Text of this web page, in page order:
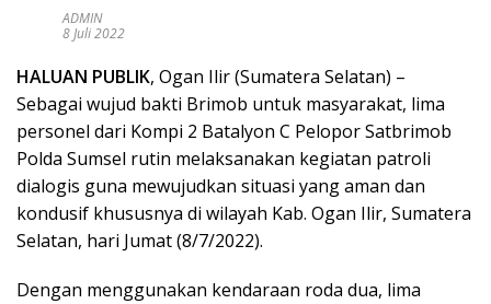
ADMIN
8 Juli 2022
HALUAN PUBLIK, Ogan Ilir (Sumatera Selatan) –
Sebagai wujud bakti Brimob untuk masyarakat, lima
personel dari Kompi 2 Batalyon C Pelopor Satbrimob
Polda Sumsel rutin melaksanakan kegiatan patroli
dialogis guna mewujudkan situasi yang aman dan
kondusif khususnya di wilayah Kab. Ogan Ilir, Sumatera
Selatan, hari Jumat (8/7/2022).
Dengan menggunakan kendaraan roda dua, lima